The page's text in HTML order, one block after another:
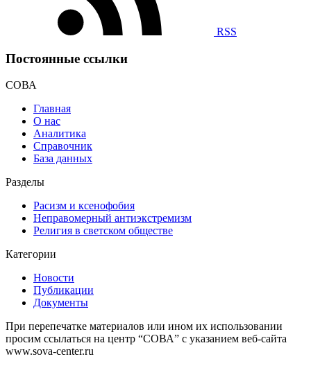
RSS
Постоянные ссылки
СОВА
Главная
О нас
Аналитика
Справочник
База данных
Разделы
Расизм и ксенофобия
Неправомерный антиэкстремизм
Религия в светском обществе
Категории
Новости
Публикации
Документы
При перепечатке материалов или ином их использовании
просим ссылаться на центр “СОВА” с указанием веб-сайта
www.sova-center.ru